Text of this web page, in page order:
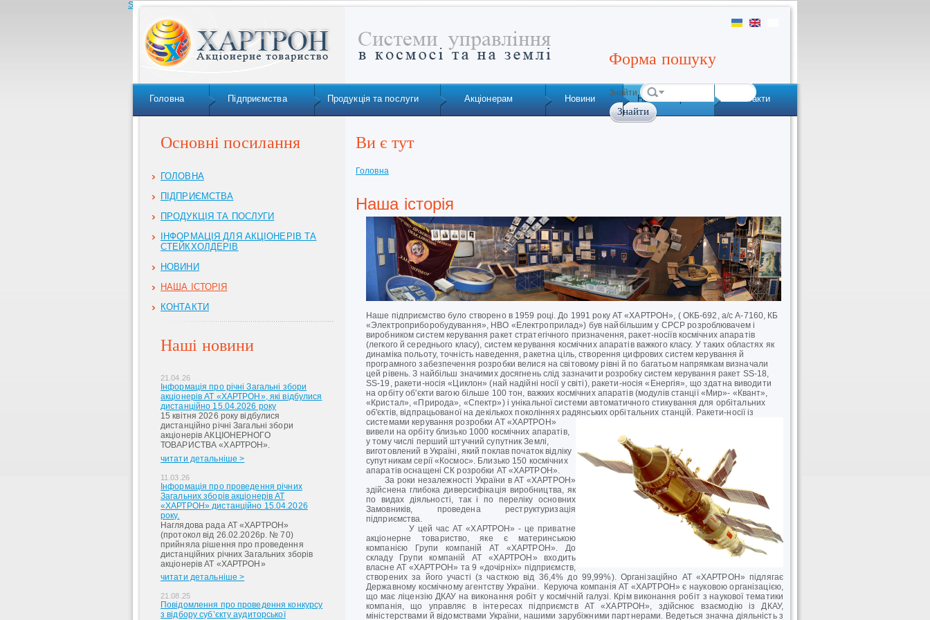
Skip to navigation
Форма пошуку
Знайти
Головна Підприємства Продукція та послуги Акціонерам Новини Наша історія Контакти
Основні посилання
ГОЛОВНА
ПІДПРИЄМСТВА
ПРОДУКЦІЯ ТА ПОСЛУГИ
ІНФОРМАЦІЯ ДЛЯ АКЦІОНЕРІВ ТА
СТЕЙКХОЛДЕРІВ
НОВИНИ
НАША ІСТОРІЯ
КОНТАКТИ
Наші новини
21.04.26
Інформація про річні Загальні збори
акціонерів АТ «ХАРТРОН», які відбулися
дистанційно 15.04.2026 року
15 квітня 2026 року відбулися
дистанційно річні Загальні збори
акціонерів АКЦІОНЕРНОГО
ТОВАРИСТВА «ХАРТРОН».
читати детальніше >
11.03.26
Інформація про проведення річних
Загальних зборів акціонерів АТ
«ХАРТРОН» дистанційно 15.04.2026
року.
Наглядова рада АТ «ХАРТРОН»
(протокол від 26.02.2026р. № 70)
прийняла рішення про проведення
дистанційних річних Загальних зборів
акціонерів АТ «ХАРТРОН»
читати детальніше >
21.08.25
Повідомлення про проведення конкурсу
з відбору суб’єкту аудиторської
Ви є тут
Головна
Наша історія
Наше підприємство було створено в 1959 році. До 1991 року АТ «ХАРТРОН», ( ОКБ-692, а/с А-7160, КБ
«Электроприборобудування», НВО «Електроприлад») був найбільшим у СРСР розроблювачем і
виробником систем керування ракет стратегічного призначення, ракет-носіїв космічних апаратів
(легкого й середнього класу), систем керування космічних апаратів важкого класу. У таких областях як
динаміка польоту, точність наведення, ракетна ціль, створення цифрових систем керування й
програмного забезпечення розробки велися на світовому рівні й по багатьом напрямкам визначали
цей рівень. З найбільш значимих досягнень слід зазначити розробку систем керування ракет SS-18,
SS-19, ракети-носія «Циклон» (най надійні носії у світі), ракети-носія «Енергія», що здатна виводити
на орбіту об'єкти вагою більше 100 тон, важких космічних апаратів (модулів станції «Мир»- «Квант»,
«Кристал», «Природа», «Спектр») і унікальної системи автоматичного стикування для орбітальних
об'єктів, відпрацьованої на декількох поколіннях радянських орбітальних станцій.
Ракети-носії із
системами керування розробки АТ «ХАРТРОН»
вивели на орбіту близько 1000 космічних апаратів,
у тому числі перший штучний супутник Землі,
виготовлений в Україні, який поклав початок відліку
супутникам серії «Космос». Близько 150 космічних
апаратів оснащені СК розробки АТ «ХАРТРОН».
За роки незалежності України в АТ «ХАРТРОН»
здійснена глибока диверсифікація виробництва, як
по видах діяльності, так і по переліку основних
Замовників, проведена реструктуризація
підприємства.
У цей час АТ «ХАРТРОН» - це приватне
акціонерне товариство, яке є материнською
компанією Групи компаній АТ «ХАРТРОН». До
складу Групи компаній АТ «ХАРТРОН» входить
власне АТ «ХАРТРОН» та 9 «дочірніх» підприємств,
створених за його участі (з часткою від 36,4% до 99,99%). Організаційно АТ «ХАРТРОН» підлягає
Державному космічному агентству України. Керуюча компанія АТ «ХАРТРОН» є науковою організацією,
що має ліцензію ДКАУ на виконання робіт у космічній галузі. Крім виконання робіт з наукової тематики
компанія, що управляє в інтересах підприємств АТ «ХАРТРОН», здійснює взаємодію із ДКАУ,
міністерствами й відомствами України, нашими зарубіжними партнерами. Ведеться значна діяльність з